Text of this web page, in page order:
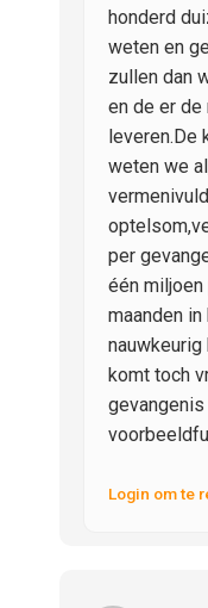
honderd
weten en
zullen dan
en de er de
leveren.De
weten we
per
één
maanden
nauwkeurig
komt toch
Login om te